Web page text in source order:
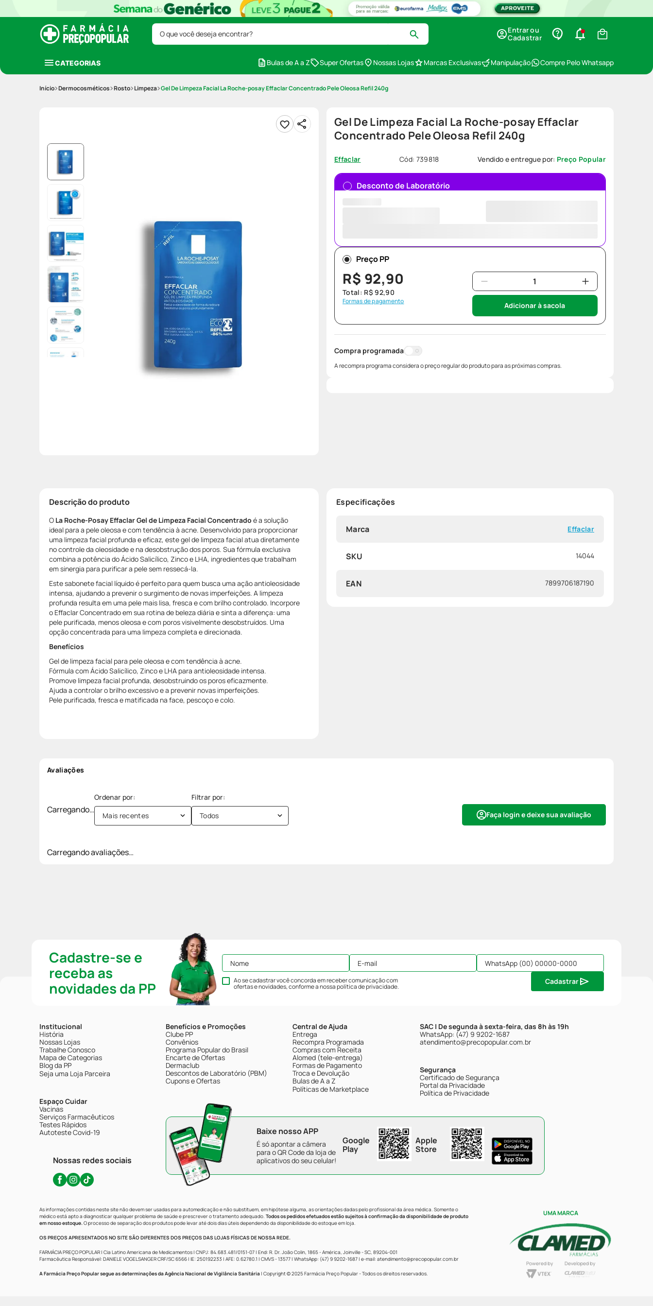
O que você deseja encontrar?
Entrar ou
Cadastrar
CATEGORIAS Bulas de A a Z Super Ofertas Nossas Lojas Marcas Exclusivas Manipulação Compre Pelo Whatsapp
Dermocosméticos Rosto Limpeza Gel De Limpeza Facial La Roche-posay Effaclar Concentrado Pele Oleosa Refil 240g
Gel De Limpeza Facial La Roche-posay Effaclar
Concentrado Pele Oleosa Refil 240g
Effaclar Cód: 739818 Vendido e entregue por: Preço Popular
Desconto de Laboratório
Preço PP
R$ 92,90
Total: R$ 92,90
Formas de pagamento Adicionar à sacola
Compra programada
A recompra programa considera o preço regular do produto para as próximas compras.
Descrição do produto
O La Roche-Posay Effaclar Gel de Limpeza Facial Concentrado é a solução
ideal para a pele oleosa e com tendência à acne. Desenvolvido para proporcionar
uma limpeza facial profunda e eficaz, este gel de limpeza facial atua diretamente
no controle da oleosidade e na desobstrução dos poros. Sua fórmula exclusiva
combina a potência do Ácido Salicílico, Zinco e LHA, ingredientes que trabalham
em sinergia para purificar a pele sem ressecá-la.
Este sabonete facial líquido é perfeito para quem busca uma ação antioleosidade
intensa, ajudando a prevenir o surgimento de novas imperfeições. A limpeza
profunda resulta em uma pele mais lisa, fresca e com brilho controlado. Incorpore
o Effaclar Concentrado em sua rotina de beleza diária e sinta a diferença: uma
pele purificada, menos oleosa e com poros visivelmente desobstruídos. Uma
opção concentrada para uma limpeza completa e direcionada.
Benefícios
Gel de limpeza facial para pele oleosa e com tendência à acne.
Fórmula com Ácido Salicílico, Zinco e LHA para antioleosidade intensa.
Promove limpeza facial profunda, desobstruindo os poros eficazmente.
Ajuda a controlar o brilho excessivo e a prevenir novas imperfeições.
Pele purificada, fresca e matificada na face, pescoço e colo.
Especificações
Marca Effaclar
SKU 14044
EAN 7899706187190
Avaliações
Carregando… Faça login e deixe sua avaliação
Mais recentes Todos
Carregando avaliações…
Cadastre-se e
receba as
novidades da PP
Ao se cadastrar você concorda em receber comunicação com
ofertas e novidades, conforme a nossapolítica de privacidade.
Cadastrar
Institucional
História
Nossas Lojas
Trabalhe Conosco
Mapa de Categorias
Blog da PP
Seja uma Loja Parceira
Espaço Cuidar
Vacinas
Serviços Farmacêuticos
Testes Rápidos
Autoteste Covid-19
Nossas redes sociais
Benefícios e Promoções
Clube PP
Convênios
Programa Popular do Brasil
Encarte de Ofertas
Dermaclub
Descontos de Laboratório (PBM)
Cupons e Ofertas
Central de Ajuda
Entrega
Recompra Programada
Compras com Receita
Alomed (tele-entrega)
Formas de Pagamento
Troca e Devolução
Bulas de A a Z
Políticas de Marketplace
SAC | De segunda à sexta-feira, das 8h às 19h
WhatsApp: (47) 9 9202-1687
atendimento@precopopular.com.br
Segurança
Certificado de Segurança
Portal da Privacidade
Política de Privacidade
Baixe nosso APP
É só apontar a câmera
para o QR Code da loja de
aplicativos do seu celular!
Google
Play
Apple
Store
As informações contidas neste site não devem ser usadas para automedicação e não substituem, em hipótese alguma, as orientações dadas pelo profissional da área médica. Somente o
médico está apto a diagnosticar qualquer problema de saúde e prescrever o tratamento adequado. Todos os pedidos efetuados estão sujeitos à confirmação da disponibilidade de produto
em nosso estoque.O processo de separação dos produtos pode levar até dois dias úteis dependendo da disponibilidade do estoque em loja.
OS PREÇOS APRESENTADOS NO SITE SÃO DIFERENTES DOS PREÇOS DAS LOJAS FÍSICAS DE NOSSA REDE.
FARMÁCIA PREÇO POPULAR | Cia Latino Americana de Medicamentos | CNPJ: 84.683.481/0151-07 | End: R. Dr. João Colin, 1865 - América, Joinville - SC, 89204-001
Farmacêutica Responsável: DANIELE VOGELSANGER CRF/SC 6566 | IE: 250192233 | AFE: 0.62780.1 | CMVS - 13577 | WhatsApp: (47) 9 9202-1687 | e-mail: atendimento@precopopular.com.br
A Farmácia Preço Popular segue as determinações da Agência Nacional de Vigilância Sanitária | Copyright © 2025 Farmácia Preço Popular - Todos os direitos reservados.
UMA MARCA
Powered by Developed by